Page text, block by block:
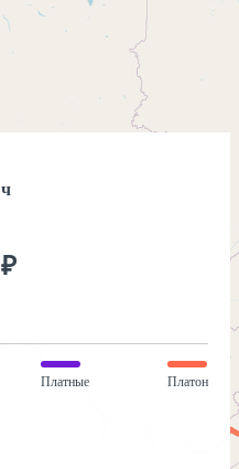
ч
₽
Платные Платон